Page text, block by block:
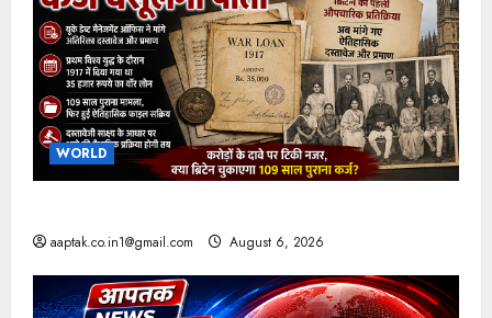
WORLD
aaptak.co.in1@gmail.com August 6, 2026